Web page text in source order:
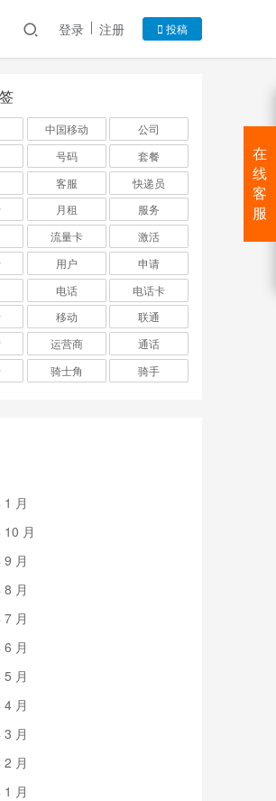
登录 注册 投稿
中国移动
公司
号码
套餐
客服
快递员
月租
服务
流量卡
激活
用户
申请
电话
电话卡
移动
联通
运营商
通话
骑士角 骑手
月
月
月
月
月
月
月
月
月
月
月
在
线
客
服